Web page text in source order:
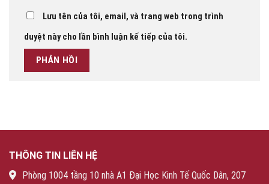
Lưu tên của tôi, email, và trang web trong trình
duyệt này cho lần bình luận kế tiếp của tôi.
THÔNG TIN LIÊN HỆ
Phòng 1004 tầng 10 nhà A1 Đại Học Kinh Tế Quốc Dân, 207